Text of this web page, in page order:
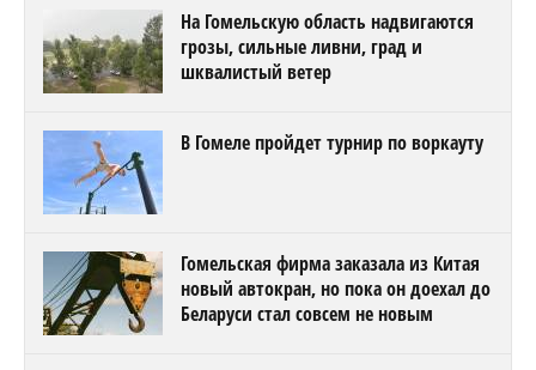
На Гомельскую область надвигаются
грозы, сильные ливни, град и
шквалистый ветер
В Гомеле пройдет турнир по воркауту
Гомельская фирма заказала из Китая
новый автокран, но пока он доехал до
Беларуси стал совсем не новым